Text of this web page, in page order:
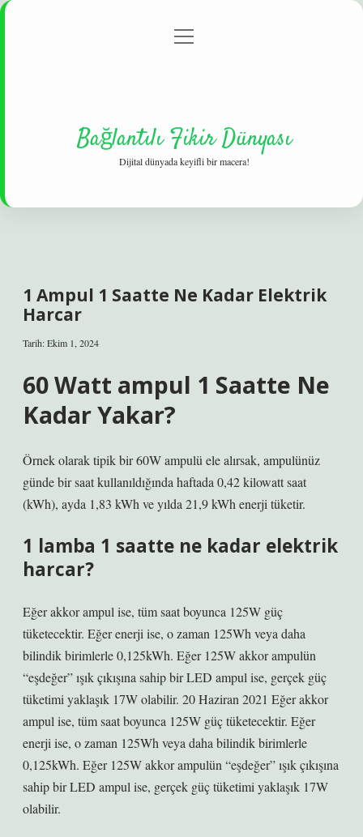
Gizlilik Politikası
menüyü
Bağlantılı Fikir Dünyası
Dijital dünyada keyifli bir macera!
1 Ampul 1 Saatte Ne Kadar Elektrik
Harcar
Tarih: Ekim 1, 2024
60 Watt ampul 1 Saatte Ne
Kadar Yakar?
Örnek olarak tipik bir 60W ampulü ele alırsak, ampulünüz
günde bir saat kullanıldığında haftada 0,42 kilowatt saat
(kWh), ayda 1,83 kWh ve yılda 21,9 kWh enerji tüketir.
1 lamba 1 saatte ne kadar elektrik
harcar?
Eğer akkor ampul ise, tüm saat boyunca 125W güç
tüketecektir. Eğer enerji ise, o zaman 125Wh veya daha
bilindik birimlerle 0,125kWh. Eğer 125W akkor ampulün
“eşdeğer” ışık çıkışına sahip bir LED ampul ise, gerçek güç
tüketimi yaklaşık 17W olabilir. 20 Haziran 2021 Eğer akkor
ampul ise, tüm saat boyunca 125W güç tüketecektir. Eğer
enerji ise, o zaman 125Wh veya daha bilindik birimlerle
0,125kWh. Eğer 125W akkor ampulün “eşdeğer” ışık çıkışına
sahip bir LED ampul ise, gerçek güç tüketimi yaklaşık 17W
olabilir.